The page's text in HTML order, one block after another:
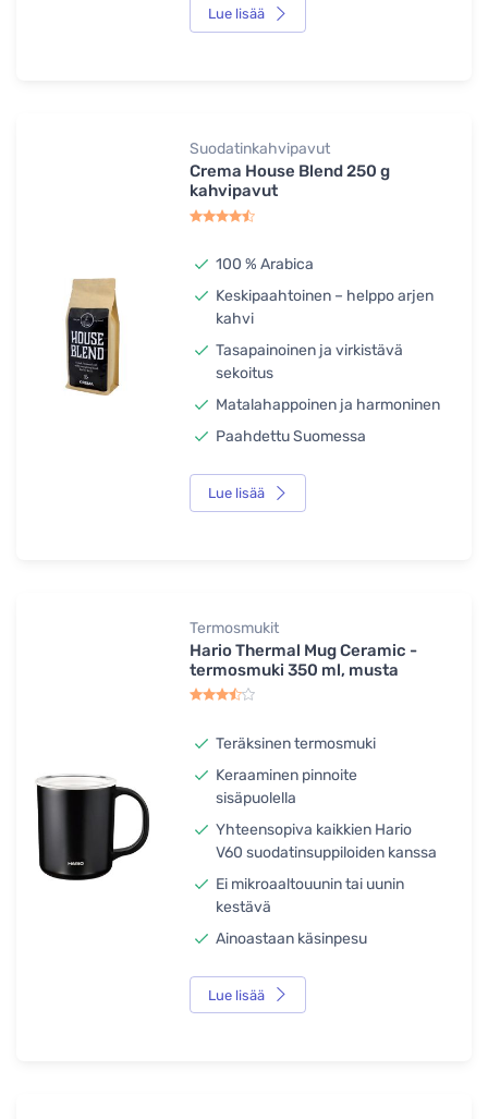
Lue lisää
Suodatinkahvipavut
Crema House Blend 250 g
kahvipavut
100 % Arabica
Keskipaahtoinen – helppo arjen
kahvi
Tasapainoinen ja virkistävä
sekoitus
Matalahappoinen ja harmoninen
Paahdettu Suomessa
Lue lisää
Termosmukit
Hario Thermal Mug Ceramic -
termosmuki 350 ml, musta
Teräksinen termosmuki
Keraaminen pinnoite
sisäpuolella
Yhteensopiva kaikkien Hario
V60 suodatinsuppiloiden kanssa
Ei mikroaaltouunin tai uunin
kestävä
Ainoastaan käsinpesu
Lue lisää